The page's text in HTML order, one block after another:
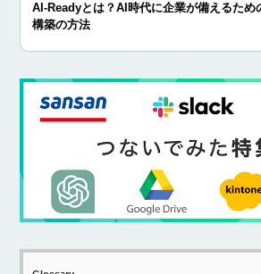
AI-Readyとは？AI時代に企業が備えるため
構築の方法